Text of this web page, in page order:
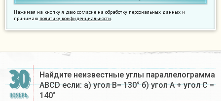
Нажимая на кнопку я даю согласие на обработку персональных данных и
принимаю политику конфиденциальности.
30
НОЯБРЬ
Найдите неизвестные углы параллелограмма
ABCD если: а) угол B= 130° б) угол A + угол C =
140°​